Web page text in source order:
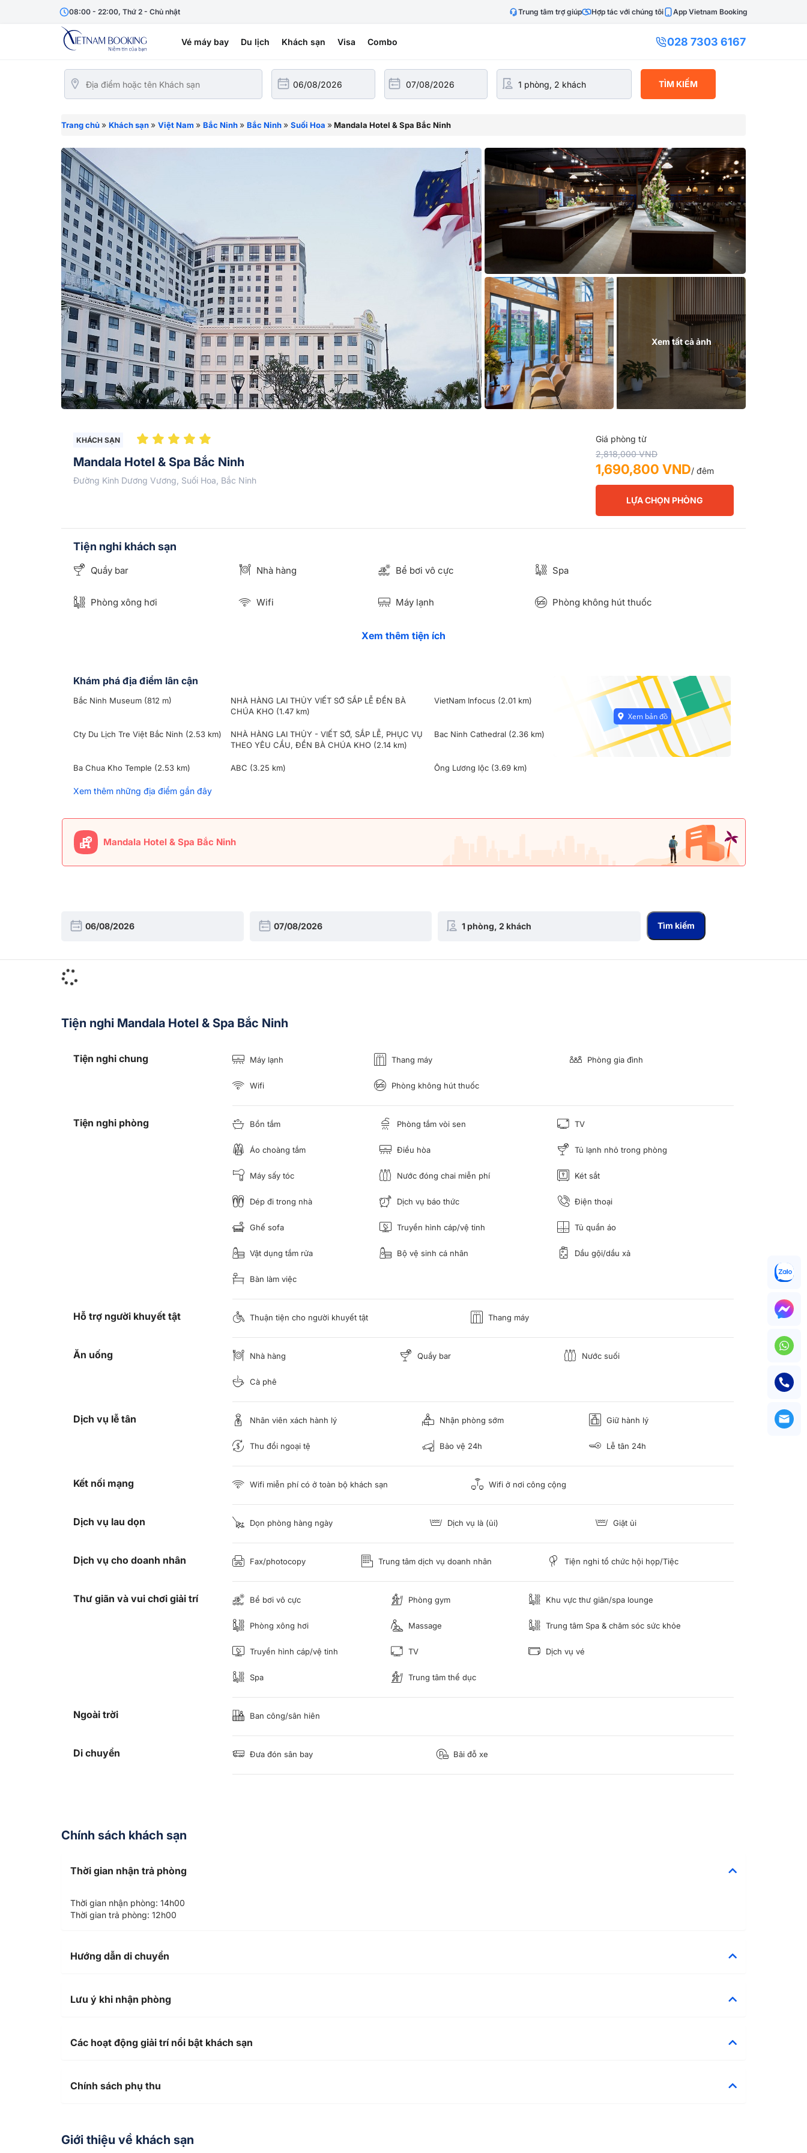
08:00 - 22:00, Thứ 2 - Chủ nhật Trung tâm trợ giúp Hợp tác với chúng tôi App Vietnam Booking
Vé máy bay Du lịch Khách sạn Visa Combo 028 7303 6167
TÌM KIẾM
Trang chủ » Khách sạn » Việt Nam » Bắc Ninh » Bắc Ninh » Suối Hoa »Mandala Hotel & Spa Bắc Ninh
Xem tất cả ảnh
KHÁCH SẠN
Mandala Hotel & Spa Bắc Ninh
Đường Kinh Dương Vương, Suối Hoa, Bắc Ninh
Giá phòng từ
2,818,000 VND
1,690,800 VND/ đêm
LỰA CHỌN PHÒNG
Tiện nghi khách sạn
Quầy bar Nhà hàng Bể bơi vô cực Spa
Phòng xông hơi Wifi Máy lạnh Phòng không hút thuốc
Xem thêm tiện ích
Khám phá địa điểm lân cận
Bắc Ninh Museum (812 m)
NHÀ HÀNG LAI THỦY VIẾT SỚ SẮP LỄ ĐỀN BÀ
CHÚA KHO (1.47 km)
VietNam Infocus (2.01 km)
Cty Du Lịch Tre Việt Bắc Ninh (2.53 km)
NHÀ HÀNG LAI THỦY - VIẾT SỚ, SẮP LỄ, PHỤC VỤ
THEO YÊU CẦU, ĐỀN BÀ CHÚA KHO (2.14 km)
Bac Ninh Cathedral (2.36 km)
Ba Chua Kho Temple (2.53 km) ABC (3.25 km) Ông Lương lộc (3.69 km)
Xem thêm những địa điểm gần đây
Mandala Hotel & Spa Bắc Ninh
Tìm kiếm
Tiện nghi Mandala Hotel & Spa Bắc Ninh
Tiện nghi chung Máy lạnh Thang máy Phòng gia đình
Wifi Phòng không hút thuốc
Tiện nghi phòng Bồn tắm Phòng tắm vòi sen TV
Áo choàng tắm Điều hòa Tủ lạnh nhỏ trong phòng
Máy sấy tóc Nước đóng chai miễn phí Két sắt
Dép đi trong nhà Dịch vụ báo thức Điện thoại
Ghế sofa Truyền hình cáp/vệ tinh Tủ quần áo
Vật dụng tắm rửa Bộ vệ sinh cá nhân Dầu gội/dầu xả
Bàn làm việc
Hỗ trợ người khuyết tật Thuận tiện cho người khuyết tật Thang máy
Ăn uống Nhà hàng Quầy bar Nước suối
Cà phê
Dịch vụ lễ tân Nhân viên xách hành lý Nhận phòng sớm Giữ hành lý
Thu đổi ngoại tệ Bảo vệ 24h Lễ tân 24h
Kết nối mạng Wifi miễn phí có ở toàn bộ khách sạn Wifi ở nơi công cộng
Dịch vụ lau dọn Dọn phòng hàng ngày Dịch vụ là (ủi) Giặt ủi
Dịch vụ cho doanh nhân Fax/photocopy Trung tâm dịch vụ doanh nhân Tiện nghi tổ chức hội họp/Tiệc
Thư giãn và vui chơi giải trí Bể bơi vô cực Phòng gym Khu vực thư giãn/spa lounge
Phòng xông hơi Massage Trung tâm Spa & chăm sóc sức khỏe
Truyền hình cáp/vệ tinh TV Dịch vụ vé
Spa Trung tâm thể dục
Ngoài trời Ban công/sân hiên
Di chuyển Đưa đón sân bay Bãi đỗ xe
Chính sách khách sạn
Thời gian nhận trả phòng
Thời gian nhận phòng: 14h00
Thời gian trả phòng: 12h00
Hướng dẫn di chuyển
Lưu ý khi nhận phòng
Các hoạt động giải trí nổi bật khách sạn
Chính sách phụ thu
Giới thiệu về khách sạn